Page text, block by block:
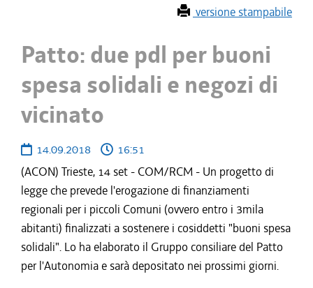
versione stampabile
Patto: due pdl per buoni
spesa solidali e negozi di
vicinato
14.09.2018
16:51
(ACON) Trieste, 14 set - COM/RCM - Un progetto di
legge che prevede l'erogazione di finanziamenti
regionali per i piccoli Comuni (ovvero entro i 3mila
abitanti) finalizzati a sostenere i cosiddetti "buoni spesa
solidali". Lo ha elaborato il Gruppo consiliare del Patto
per l'Autonomia e sarà depositato nei prossimi giorni.